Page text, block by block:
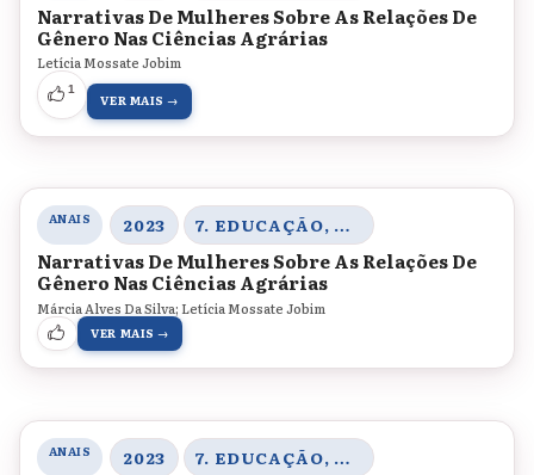
Narrativas De Mulheres Sobre As Relações De
Gênero Nas Ciências Agrárias
Letícia Mossate Jobim
1
VER MAIS →
ANAIS 2023 7. EDUCAÇÃO, CORPO E GÊNERO
Narrativas De Mulheres Sobre As Relações De
Gênero Nas Ciências Agrárias
Márcia Alves Da Silva; Letícia Mossate Jobim
VER MAIS →
ANAIS 2023 7. EDUCAÇÃO, CORPO E GÊNERO